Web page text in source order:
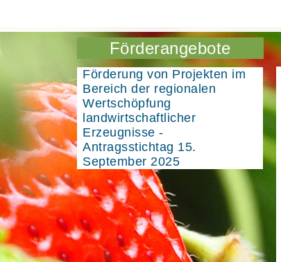
Förderangebote
Förderung von Projekten im
Bereich der regionalen
Wertschöpfung
landwirtschaftlicher
Erzeugnisse -
Antragsstichtag 15.
September 2025